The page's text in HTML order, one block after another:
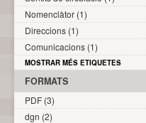
Nomenclàtor (1)
Direccions (1)
Comunicacions (1)
MOSTRAR MÉS ETIQUETES
FORMATS
PDF (3)
dgn (2)